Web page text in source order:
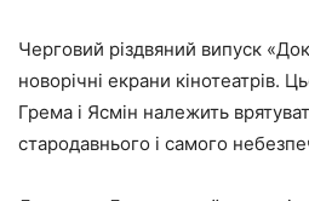
Черговий різдвяний випуск
новорічні екрани кінотеатрів.
Грема і Ясмін належить
стародавнього і самого